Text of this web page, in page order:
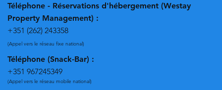
Téléphone - Réservations d'hébergement (Westay
Property Management) :
+351 (262) 243358
(Appel vers le réseau fixe national)
Téléphone (Snack-Bar) :
+351 967245349
(Appel vers le réseau mobile national)